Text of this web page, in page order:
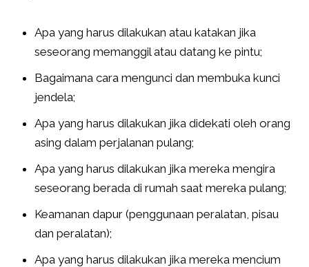
Apa yang harus dilakukan atau katakan jika
seseorang memanggil atau datang ke pintu;
Bagaimana cara mengunci dan membuka kunci
jendela;
Apa yang harus dilakukan jika didekati oleh orang
asing dalam perjalanan pulang;
Apa yang harus dilakukan jika mereka mengira
seseorang berada di rumah saat mereka pulang;
Keamanan dapur (penggunaan peralatan, pisau
dan peralatan);
Apa yang harus dilakukan jika mereka mencium